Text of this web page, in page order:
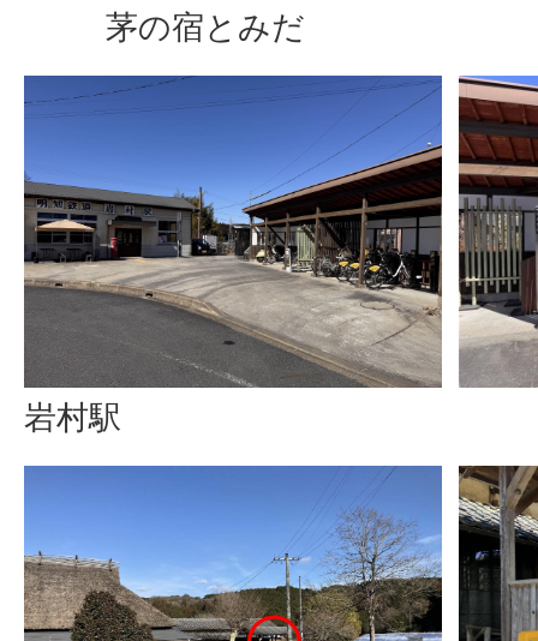
茅の宿とみだ
岩村駅